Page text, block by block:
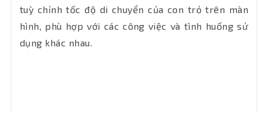
biến
Kích
thước
101.5 x 67 x 34.4 mm
tuỳ chỉnh tốc độ di chuyển của con trỏ trên màn
hình, phù hợp với các công việc và tình huống sử
dụng khác nhau.